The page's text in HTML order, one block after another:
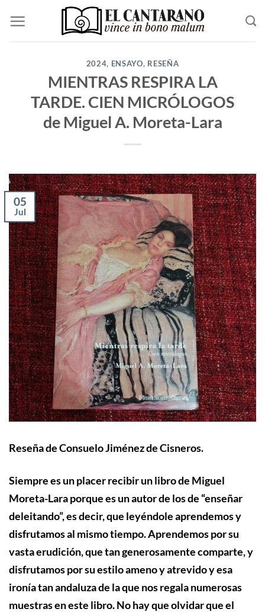
contenido
2024, ENSAYO, RESEÑA
MIENTRAS RESPIRA LA
TARDE. CIEN MICRÓLOGOS
de Miguel A. Moreta-Lara
05
Jul
Reseña de Consuelo Jiménez de Cisneros.
Siempre es un placer recibir un libro de Miguel
Moreta-Lara porque es un autor de los de “enseñar
deleitando”, es decir, que leyéndole aprendemos y
disfrutamos al mismo tiempo. Aprendemos por su
vasta erudición, que tan generosamente comparte, y
disfrutamos por su estilo ameno y atrevido y esa
ironía tan andaluza de la que nos regala numerosas
muestras en este libro. No hay que olvidar que el